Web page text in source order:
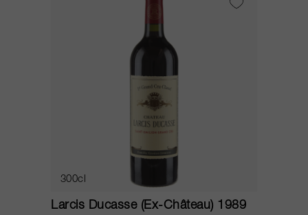
300cl
Larcis Ducasse (Ex-Château) 1989